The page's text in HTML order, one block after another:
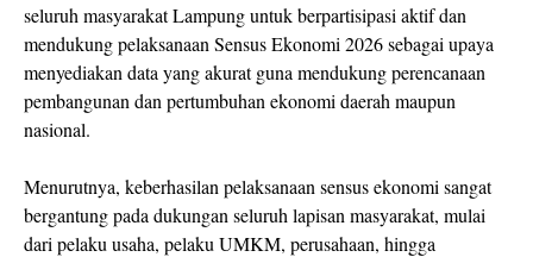
seluruh masyarakat Lampung untuk berpartisipasi aktif dan
mendukung pelaksanaan Sensus Ekonomi 2026 sebagai upaya
menyediakan data yang akurat guna mendukung perencanaan
pembangunan dan pertumbuhan ekonomi daerah maupun
nasional.
Menurutnya, keberhasilan pelaksanaan sensus ekonomi sangat
bergantung pada dukungan seluruh lapisan masyarakat, mulai
dari pelaku usaha, pelaku UMKM, perusahaan, hingga